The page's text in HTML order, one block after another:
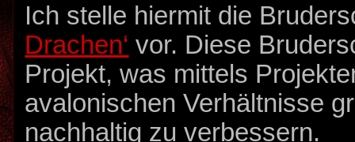
Ich stelle hiermit die
Drachen‘ vor. Diese
Projekt, was mittels
avalonischen Verhältnisse
nachhaltig zu verbessern.